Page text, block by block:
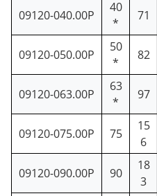
09120-040.00P
40
*
71
09120-050.00P
50
*
82
09120-063.00P
63
*
97
09120-075.00P 75
15
6
09120-090.00P 90
18
3